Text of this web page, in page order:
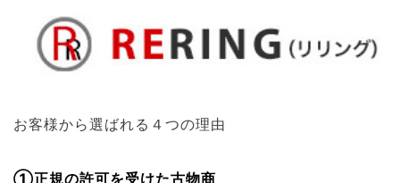
お客様から選ばれる４つの理由
①正規の許可を受けた古物商